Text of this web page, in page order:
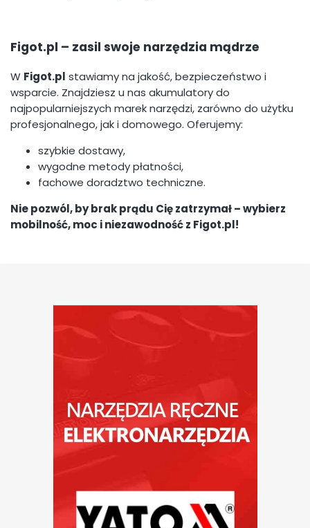
Figot.pl – zasil swoje narzędzia mądrze
W Figot.pl stawiamy na jakość, bezpieczeństwo i
wsparcie. Znajdziesz u nas akumulatory do
najpopularniejszych marek narzędzi, zarówno do użytku
profesjonalnego, jak i domowego. Oferujemy:
szybkie dostawy,
wygodne metody płatności,
fachowe doradztwo techniczne.
Nie pozwól, by brak prądu Cię zatrzymał – wybierz
mobilność, moc i niezawodność z Figot.pl!